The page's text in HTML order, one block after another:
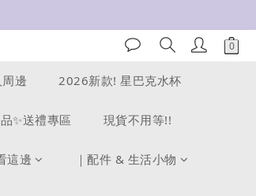
邊 2026新款! 星巴克水杯
✨送禮專區 現貨不用等!!
這邊 ｜配件 & 生活小物